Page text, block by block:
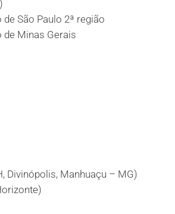
São Paulo 2ª região
Minas Gerais
Divinópolis, Manhuaçu – MG)